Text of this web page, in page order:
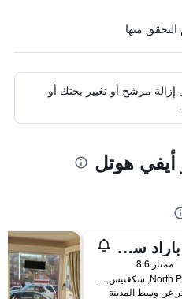
إزالة مرشح أو تغيير بحثك أو
أيفي هوتل
نورث باراد سي فرونت أكوموديشن
ممتاز 8.6
20 North Parade, سكغنيس, المملكة المتحدة